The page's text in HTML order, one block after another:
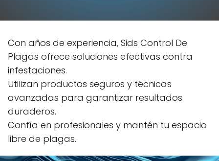
Con años de experiencia, Sids Control De
Plagas ofrece soluciones efectivas contra
infestaciones.
Utilizan productos seguros y técnicas
avanzadas para garantizar resultados
duraderos.
Confía en profesionales y mantén tu espacio
libre de plagas.